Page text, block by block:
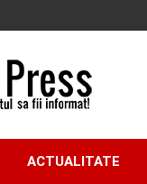
ACTUALITATE